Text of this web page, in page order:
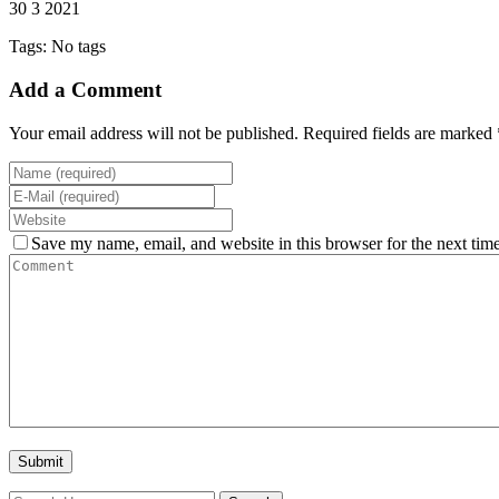
30 3 2021
Tags: No tags
Add a Comment
Your email address will not be published. Required fields are marked
Save my name, email, and website in this browser for the next